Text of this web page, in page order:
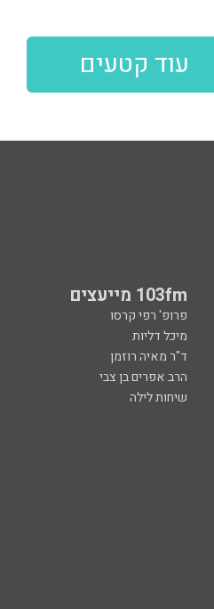
עוד קטעים
103fm מייעצים
פרופ' רפי קרסו
מיכל דליות
ד"ר מאיה רוזמן
הרב אפרים בן צבי
שיחות לילה